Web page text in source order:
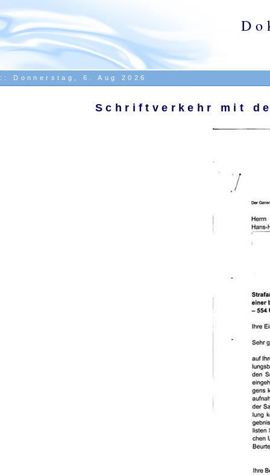
:: Donnerstag, 6. Aug 2026
Schriftverkehr mit